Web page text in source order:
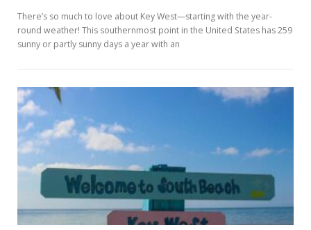
There’s so much to love about Key West—starting with the year-
round weather! This southernmost point in the United States has 259
sunny or partly sunny days a year with an